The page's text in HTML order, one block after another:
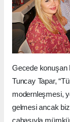
Gecede konuşan
Tuncay Tapar,
modernleşmesi,
gelmesi ancak